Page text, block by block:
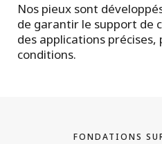
Nos pieux sont
de garantir le support de
des applications
conditions.
FONDATIONS